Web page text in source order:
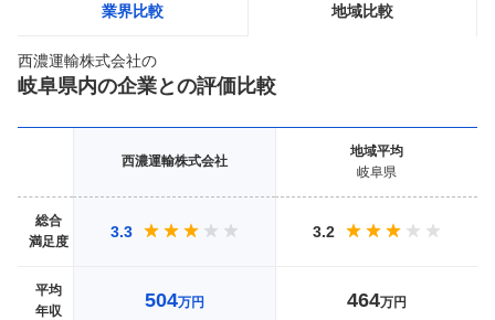
業界比較 地域比較
西濃運輸株式会社の
岐阜県内の企業との評価比較
西濃運輸株式会社
地域平均
岐阜県
総合
満足度
3.3 3.2
平均
年収
504万円 464万円